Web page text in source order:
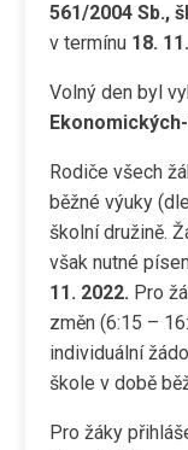
561/2004 Sb.,
v termínu 18.
Volný den byl
Rodiče všech
běžné výuky
školní družině.
však nutné
11. 2022. Pro
změn (6:15 –
individuální
škole v době
Pro žáky